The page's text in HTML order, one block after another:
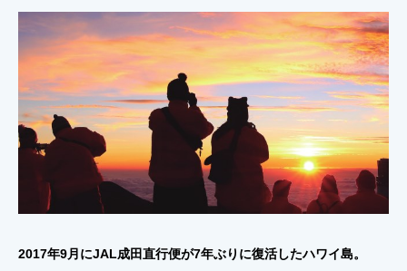
2017年9月にJAL成田直行便が7年ぶりに復活したハワイ島。